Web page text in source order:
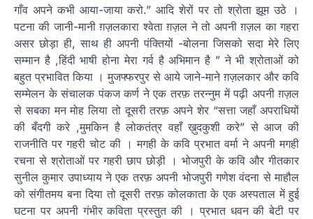
गाँव अपने कभी आया-जाया करो.” आदि शेरों पर तो श्रोता झूम उठे ।
पटना की जानी-मानी ग़ज़लकारा श्वेता ग़ज़ल ने तो अपनी ग़ज़ल का गहरा
असर छोड़ा ही, साथ ही अपनी पंक्तियों -बोलना जिसको सदा मेरे लिए
सम्मान है ,हिंदी भाषी होना मेरा गर्व है अभिमान है ” ने भी श्रोताओं को
बहुत प्रभावित किया । मुजफ्फरपुर से आये जाने-माने ग़ज़लकार और कवि
सम्मेलन के संचालक पंकज कर्ण ने एक तरफ़ तरन्नुम में पढ़ी अपनी ग़ज़ल
से सबका मन मोह लिया तो दूसरी तरफ़ अपने शेर “सत्ता जहाँ अपराधियों
की बँदगी करे ,मुमकिन है लोकतंत्र वहाँ ख़ुदकुशी करे” से आज की
राजनीति पर गहरी चोट की । मगही के कवि प्रभात वर्मा ने अपनी मगही
रचना से श्रोताओं पर गहरी छाप छोड़ी । भोजपुरी के कवि और गीतकार
सुनील कुमार उपाध्याय ने एक तरफ़ अपनी भोजपुरी गणेश वंदना से माहौल
को संगीतमय बना दिया तो दूसरी तरफ़ कोलकाता के एक अस्पताल में हुई
घटना पर अपनी गंभीर कविता प्रस्तुत की । प्रभात धवन की बेटी पर